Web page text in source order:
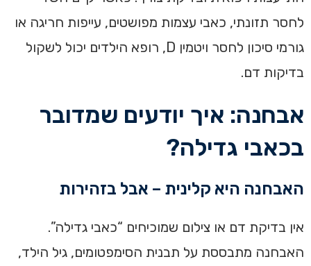
לחסר תזונתי, כאבי עצמות מפושטים, עייפות חריגה או
גורמי סיכון לחסר ויטמין D, רופא הילדים יכול לשקול
בדיקות דם.
אבחנה: איך יודעים שמדובר
בכאבי גדילה?
האבחנה היא קלינית – אבל בזהירות
אין בדיקת דם או צילום שמוכיחים “כאבי גדילה”.
האבחנה מתבססת על תבנית הסימפטומים, גיל הילד,